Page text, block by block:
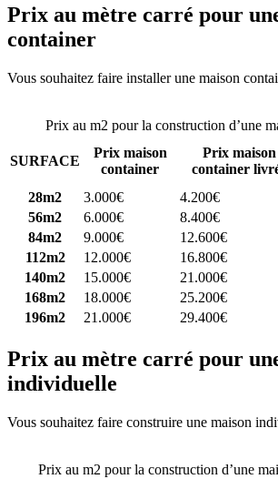
Prix au mètre carré pour
container
Vous souhaitez faire installer une maison
Prix au m2 pour la construction d’une
SURFACE
Prix maison
container
Prix maison
container
28m2
3.000€ 4.200€
56m2
6.000€ 8.400€
84m2
9.000€ 12.600€
112m2
12.000€ 16.800€
140m2
15.000€ 21.000€
168m2
18.000€ 25.200€
196m2
21.000€ 29.400€
Prix au mètre carré pour
individuelle
Vous souhaitez faire construire une maison
Prix au m2 pour la construction d’une